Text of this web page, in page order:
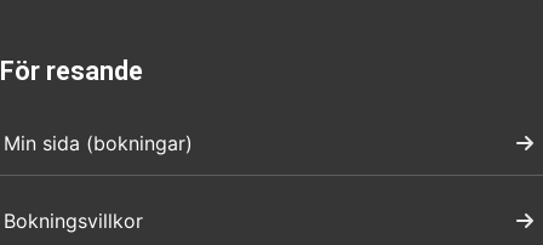
För resande
Min sida (bokningar)
Bokningsvillkor